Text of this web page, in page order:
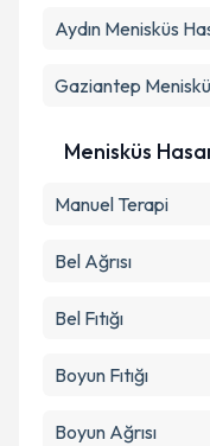
Aydın Menisküs
Gaziantep
Menisküs
Manuel Terapi
Bel Ağrısı
Bel Fıtığı
Boyun Fıtığı
Boyun Ağrısı